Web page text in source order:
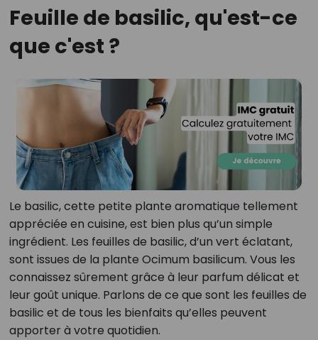
Feuille de basilic, qu'est-ce
que c'est ?
Le basilic, cette petite plante aromatique tellement
appréciée en cuisine, est bien plus qu’un simple
ingrédient. Les feuilles de basilic, d’un vert éclatant,
sont issues de la plante Ocimum basilicum. Vous les
connaissez sûrement grâce à leur parfum délicat et
leur goût unique. Parlons de ce que sont les feuilles de
basilic et de tous les bienfaits qu’elles peuvent
apporter à votre quotidien.